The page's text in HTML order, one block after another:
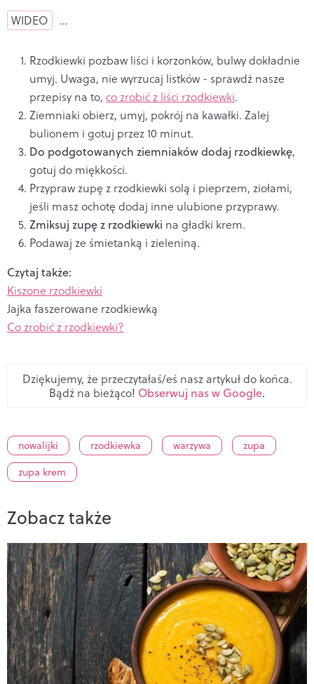
WIDEO …
Rzodkiewki pozbaw liści i korzonków, bulwy dokładnie
umyj. Uwaga, nie wyrzucaj listków - sprawdź nasze
przepisy na to, co zrobić z liści rzodkiewki.
Ziemniaki obierz, umyj, pokrój na kawałki. Zalej
bulionem i gotuj przez 10 minut.
Do podgotowanych ziemniaków dodaj rzodkiewkę,
gotuj do miękkości.
Przypraw zupę z rzodkiewki solą i pieprzem, ziołami,
jeśli masz ochotę dodaj inne ulubione przyprawy.
Zmiksuj zupę z rzodkiewki na gładki krem.
Podawaj ze śmietanką i zieleniną.
Czytaj także:
Kiszone rzodkiewki
Jajka faszerowane rzodkiewką
Co zrobić z rzodkiewki?
Dziękujemy, że przeczytałaś/eś nasz artykuł do końca.
Bądź na bieżąco! Obserwuj nas w Google.
nowalijki rzodkiewka warzywa
zupa
zupa krem
Zobacz także